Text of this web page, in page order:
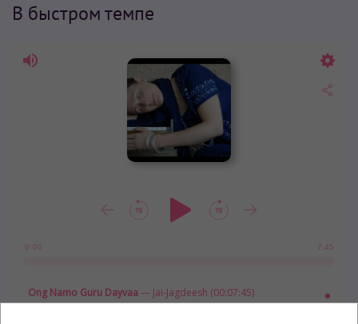
В быстром темпе
0:00 7:45
Ong Namo Guru Dayvaa— Jai-Jagdeesh (00:07:45)